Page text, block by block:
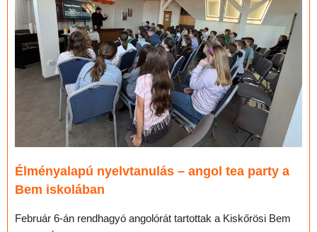
Élményalapú nyelvtanulás – angol tea party a
Bem iskolában
Február 6-án rendhagyó angolórát tartottak a Kiskőrösi Bem